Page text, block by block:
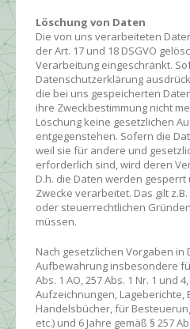
Löschung von Daten
Die von uns verarbeiteten
der Art. 17 und 18 DSGVO
Verarbeitung eingeschränkt.
Datenschutzerklärung
die bei uns gespeicherten
ihre Zweckbestimmung nicht
Löschung keine gesetzlichen
entgegenstehen. Sofern die
weil sie für andere und
erforderlich sind, wird deren
D.h. die Daten werden
Zwecke verarbeitet. Das gilt
oder steuerrechtlichen
müssen.
Nach gesetzlichen Vorgaben in
Aufbewahrung insbesondere
Abs. 1 AO, 257 Abs. 1 Nr. 1 und
Aufzeichnungen, Lageberichte,
Handelsbücher, für
etc.) und 6 Jahre gemäß § 257